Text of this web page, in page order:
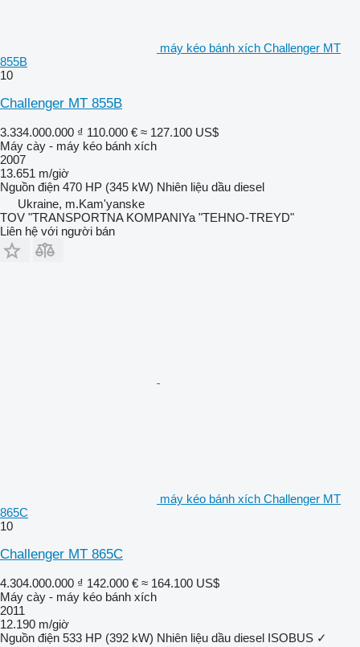
máy kéo bánh xích Challenger MT
855B
10
Challenger MT 855B
3.334.000.000 ₫ 110.000 € ≈ 127.100 US$
Máy cày - máy kéo bánh xích
2007
13.651 m/giờ
Nguồn điện 470 HP (345 kW) Nhiên liệu dầu diesel
Ukraine, m.Kam'yanske
TOV "TRANSPORTNA KOMPANIYa "TEHNO-TREYD"
Liên hệ với người bán
máy kéo bánh xích Challenger MT
865C
10
Challenger MT 865C
4.304.000.000 ₫ 142.000 € ≈ 164.100 US$
Máy cày - máy kéo bánh xích
2011
12.190 m/giờ
Nguồn điện 533 HP (392 kW) Nhiên liệu dầu diesel ISOBUS ✓